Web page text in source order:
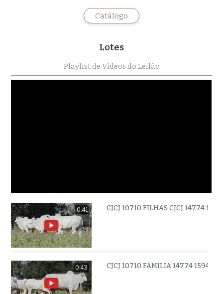
Catálogo
Lotes
Playlist de Vídeos do Leilão
0:41 CJCJ 10710 FILHAS CJCJ 14774
0:43 CJCJ 10710 FAMILIA 14774